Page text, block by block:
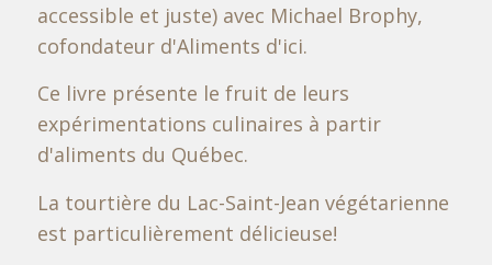
accessible et juste) avec Michael Brophy,
cofondateur d'Aliments d'ici.
Ce livre présente le fruit de leurs
expérimentations culinaires à partir
d'aliments du Québec.
La tourtière du Lac-Saint-Jean végétarienne
est particulièrement délicieuse!